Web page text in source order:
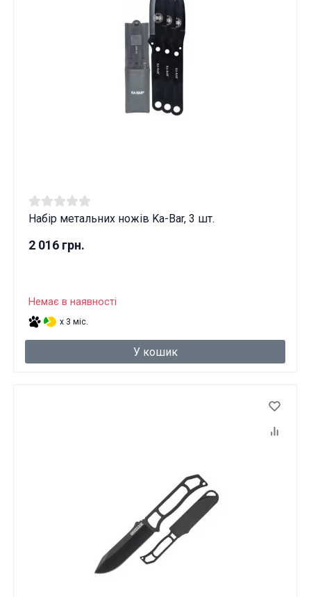
Набір метальних ножів Ka-Bar, 3 шт.
2 016 грн.
Немає в наявності
x 3 міс.
У кошик